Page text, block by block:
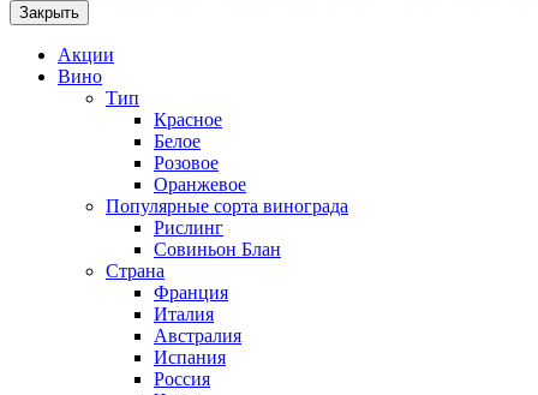
Закрыть
Акции
Вино
Тип
Красное
Белое
Розовое
Оранжевое
Популярные сорта винограда
Рислинг
Совиньон Блан
Страна
Франция
Италия
Австралия
Испания
Россия